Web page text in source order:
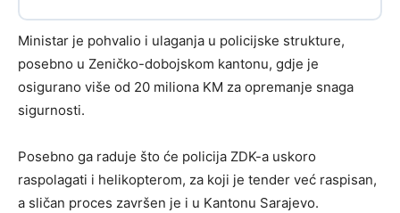
Ministar je pohvalio i ulaganja u policijske strukture,
posebno u Zeničko-dobojskom kantonu, gdje je
osigurano više od 20 miliona KM za opremanje snaga
sigurnosti.
Posebno ga raduje što će policija ZDK-a uskoro
raspolagati i helikopterom, za koji je tender već raspisan,
a sličan proces završen je i u Kantonu Sarajevo.